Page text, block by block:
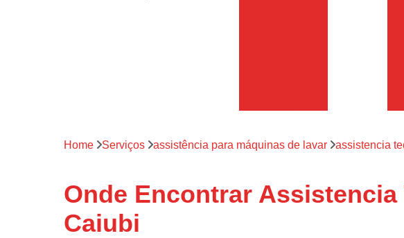
refrigeradores
técnica de
técnicas de
fogão
Home Serviços assistência para máquinas de lavar assistencia
Onde Encontrar
Caiubi